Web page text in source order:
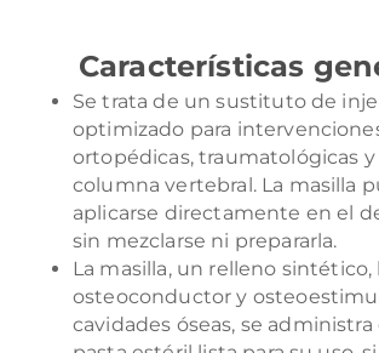
Características
Se trata de un sustituto de
optimizado para
ortopédicas, traumatológicas y
columna vertebral. La masilla
aplicarse directamente en el
sin mezclarse ni prepararla.
La masilla, un relleno sintético,
osteoconductor y
cavidades óseas, se